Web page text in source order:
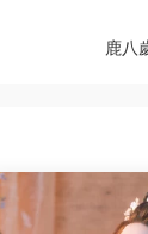
鹿八